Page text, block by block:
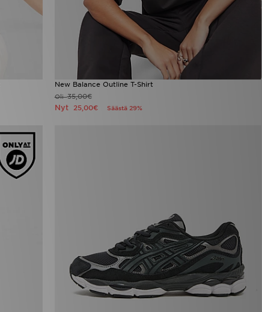
New Balance Outline T-Shirt
Oli35,00€
Nyt 25,00€ Säästä 29%